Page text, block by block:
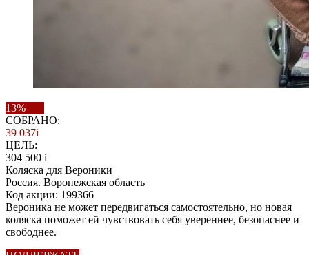
13%
СОБРАНО:
39 037i
ЦЕЛЬ:
304 500 i
Коляска для Вероники
Россия. Воронежская область
Код акции: 199366
Вероника не может передвигаться самостоятельно, но новая
коляска поможет ей чувствовать себя увереннее, безопаснее и
свободнее.